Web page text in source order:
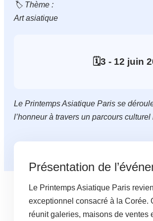
🏷️ Thème :
Art asiatique
🗓️3 - 12 juin
Le Printemps Asiatique Paris se
l’honneur à travers un parcours
Présentation de
Le Printemps Asiatique Paris
exceptionnel consacré à la Corée.
réunit galeries, maisons de ventes